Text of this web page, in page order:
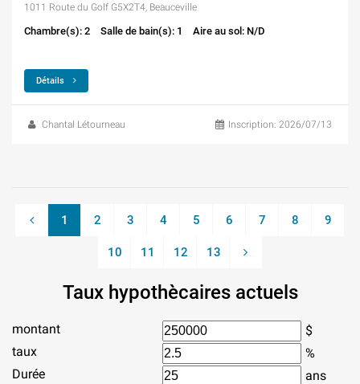
1011 Route du Golf G5X2T4, Beauceville
Chambre(s): 2 Salle de bain(s): 1 Aire au sol: N/D
Détails
Chantal Létourneau Inscription: 2026/07/13
1 2 3 4 5 6 7 8 9
10 11 12 13
Taux hypothècaires actuels
montant
$
taux
%
Durée
ans